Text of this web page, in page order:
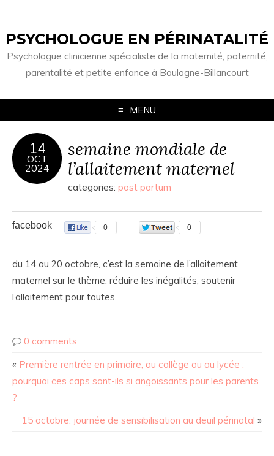
PSYCHOLOGUE EN PÉRINATALITÉ
Psychologue clinicienne spécialiste de la maternité, paternité,
parentalité et petite enfance à Boulogne-Billancourt
MENU
14
OCT
2024
semaine mondiale de
l’allaitement maternel
categories: post partum
facebook 0 0
du 14 au 20 octobre, c’est la semaine de l’allaitement
maternel sur le thème: réduire les inégalités, soutenir
l’allaitement pour toutes.
0 comments
« Première rentrée en primaire, au collège ou au lycée :
pourquoi ces caps sont-ils si angoissants pour les parents
?
15 octobre: journée de sensibilisation au deuil périnatal »